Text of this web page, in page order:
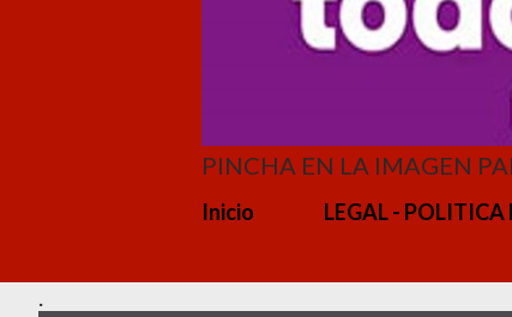
PINCHA EN LA IMAGEN
Inicio LEGAL - POLITICA
.